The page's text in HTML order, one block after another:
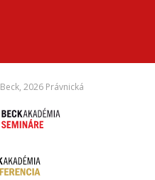
2026 Právnická